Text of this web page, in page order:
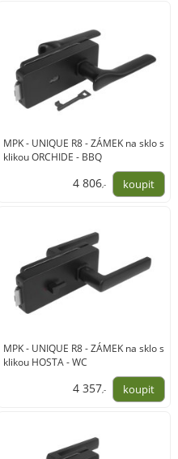
MPK - UNIQUE R8 - ZÁMEK na sklo s
klikou ORCHIDE - BBQ
4 806,-
MPK - UNIQUE R8 - ZÁMEK na sklo s
klikou HOSTA - WC
4 357,-